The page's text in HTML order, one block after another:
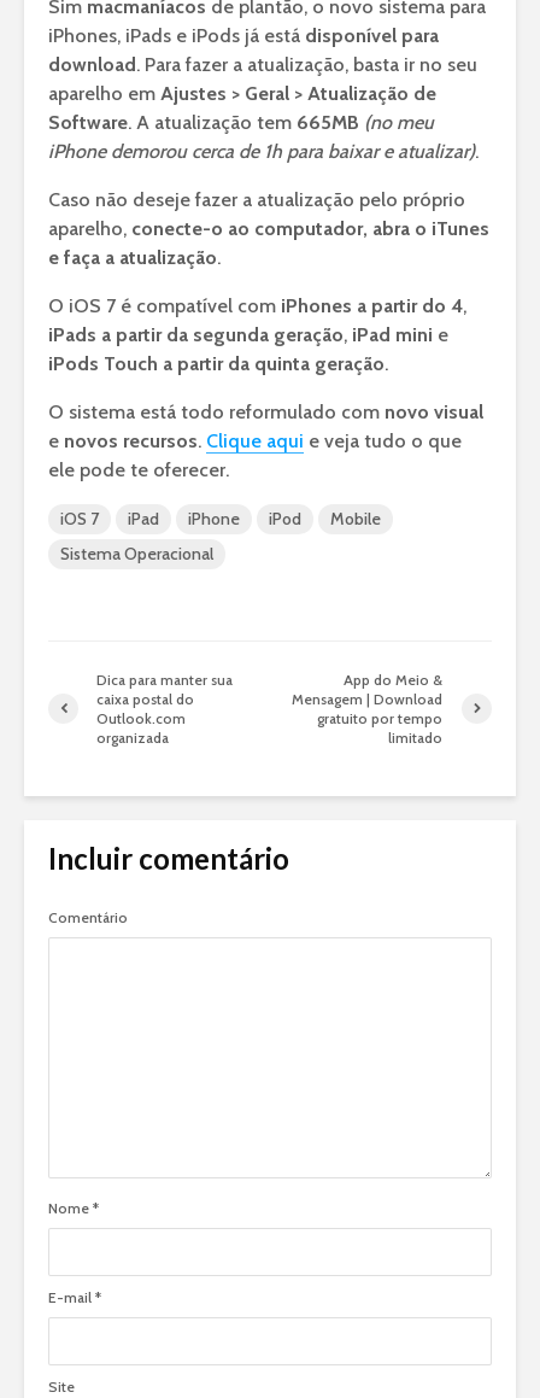
Sim macmaníacos de plantão, o novo sistema para
iPhones, iPads e iPods já está disponível para
download. Para fazer a atualização, basta ir no seu
aparelho em Ajustes > Geral > Atualização de
Software. A atualização tem 665MB (no meu
iPhone demorou cerca de 1h para baixar e atualizar).
Caso não deseje fazer a atualização pelo próprio
aparelho, conecte-o ao computador, abra o iTunes
e faça a atualização.
O iOS 7 é compatível com iPhones a partir do 4,
iPads a partir da segunda geração, iPad mini e
iPods Touch a partir da quinta geração.
O sistema está todo reformulado com novo visual
e novos recursos. Clique aqui e veja tudo o que
ele pode te oferecer.
iOS 7 iPad iPhone iPod
Mobile
Sistema Operacional
Dica para manter sua
caixa postal do
Outlook.com
organizada
App do Meio &
Mensagem | Download
gratuito por tempo
limitado
Incluir comentário
Comentário
Nome *
E-mail *
Site